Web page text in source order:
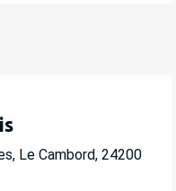
Le Cambord, 24200